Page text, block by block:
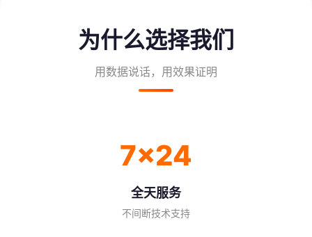
为什么选择我们
用数据说话，用效果证明
7×24
全天服务
不间断技术支持